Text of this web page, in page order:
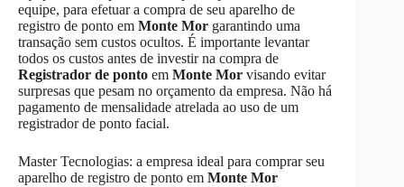
equipe, para efetuar a compra de seu aparelho de
registro de ponto em Monte Mor garantindo uma
transação sem custos ocultos. É importante levantar
todos os custos antes de investir na compra de
Registrador de ponto em Monte Mor visando evitar
surpresas que pesam no orçamento da empresa. Não há
pagamento de mensalidade atrelada ao uso de um
registrador de ponto facial.
Master Tecnologias: a empresa ideal para comprar seu
aparelho de registro de ponto em Monte Mor